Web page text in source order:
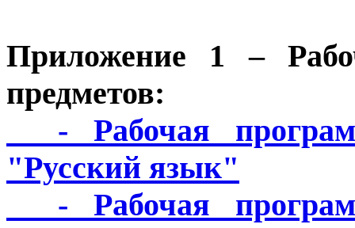
Приложение 1 –
предметов:
- Рабочая
"Русский язык"
- Рабочая